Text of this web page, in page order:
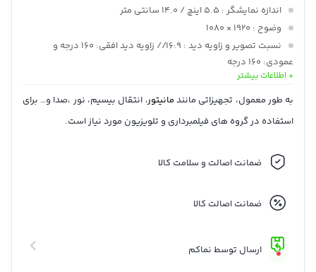
اندازه نمایشگر : 5.5 اینچ / 14.0 سانتی متر
وضوح : 1920 × 1080
نسبت تصویر و زاویه دید
: 16:9 // زاویه دید افقی: 160 درجه و
عمودی: 160 درجه
حداکثر روشنایی
پشتیبانی از رنگ: 16.7 میلیون رنگ (8 بیتی)
نصب : 3عدد رزوه 1/4-20 اینچی ماده
ورودی و خروجی
+ اطلاعات بیشتر
به طور معمول، تجهیزاتی مانند مانیتور، انتقال بیسیم، نور ،صدا و… برای
استفاده در گروه های فیلمبرداری و تلویزیون مورد نیاز است.
ضمانت اصالت و سلامت کالا
ضمانت اصالت کالا
ارسال توسط نماکم